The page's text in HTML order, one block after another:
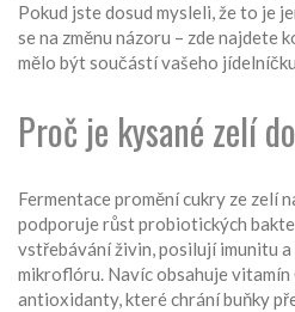
Pokud jste dosud mysleli, že to je
se na změnu názoru – zde najdete
mělo být součástí vašeho
Proč je kysané zelí
Fermentace promění cukry ze zelí
podporuje růst probiotických
vstřebávání živin, posilují imunitu
mikroflóru. Navíc obsahuje vitamín
antioxidanty, které chrání buňky